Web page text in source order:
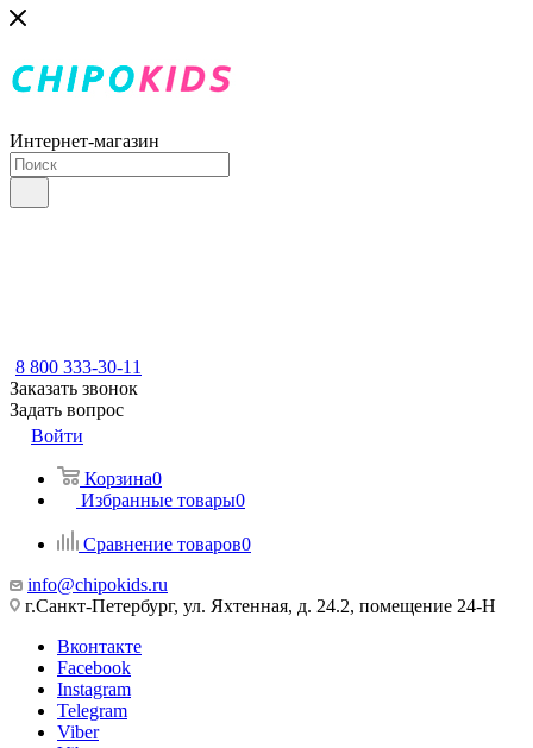
Интернет-магазин
8 800 333-30-11
Заказать звонок
Задать вопрос
Войти
Корзина0
Избранные товары0
Сравнение товаров0
info@chipokids.ru
г.Санкт-Петербург, ул. Яхтенная, д. 24.2, помещение 24-Н
Вконтакте
Facebook
Instagram
Telegram
Viber